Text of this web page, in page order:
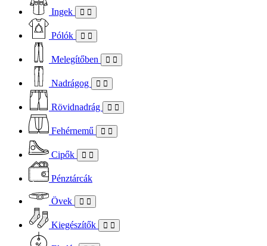
Ingek
Pólók
Melegítőben
Nadrágog
Rövidnadrág
Fehérnemű
Cipők
Pénztárcák
Övek
Kiegészítők